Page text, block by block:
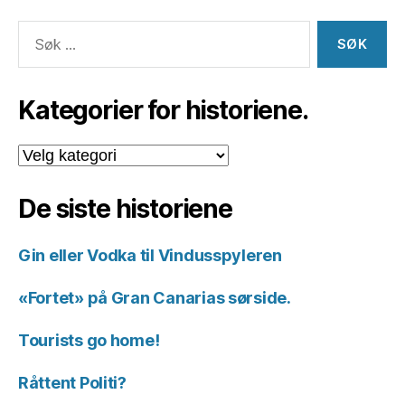
etter:
Kategorier for historiene.
Kategorier
for
De siste historiene
Gin eller Vodka til Vindusspyleren
«Fortet» på Gran Canarias sørside.
Tourists go home!
Råttent Politi?